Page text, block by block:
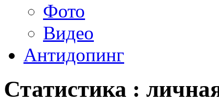
Фото
Видео
Антидопинг
Статистика :